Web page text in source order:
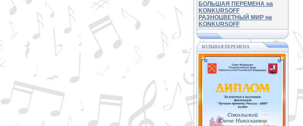
БОЛЬШАЯ ПЕРЕМЕНА на
KONKURSOFF
РАЗНОЦВЕТНЫЙ МИР на
KONKURSOFF
БОЛЬШАЯ ПЕРЕМЕНА